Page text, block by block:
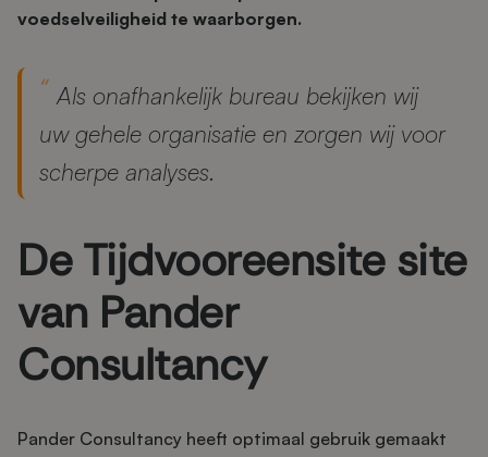
voedselveiligheid te waarborgen.
Als onafhankelijk bureau bekijken wij
uw gehele organisatie en zorgen wij voor
scherpe analyses.
De Tijdvooreensite site
van Pander
Consultancy
Pander Consultancy heeft optimaal gebruik gemaakt